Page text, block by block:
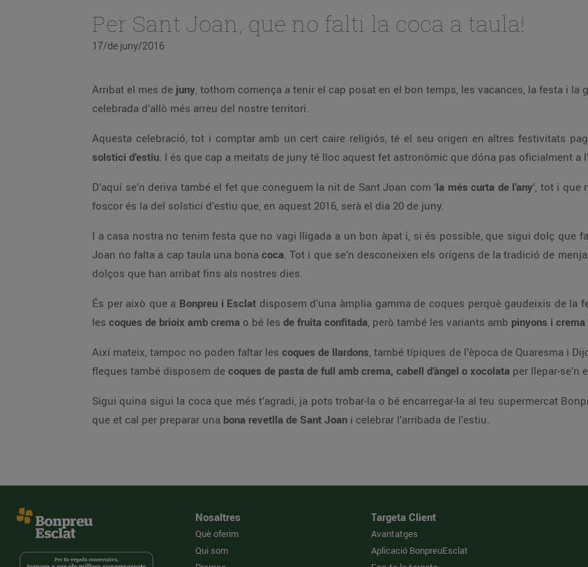
Per Sant Joan, que no falti la coca a taula!
17/de juny/2016
Arribat el mes de juny, tothom comença a tenir el cap posat en el bon temps, les vacances, la festa i la
celebrada d’allò més arreu del nostre territori.
Aquesta celebració, tot i comptar amb un cert caire religiós, té el seu origen en altres festivitats
solstici d’estiu. I és que cap a meitats de juny té lloc aquest fet astronòmic que dóna pas oficialment a
D’aquí se’n deriva també el fet que coneguem la nit de Sant Joan com ‘la més curta de l’any’, tot i que
foscor és la del solstici d’estiu que, en aquest 2016, serà el dia 20 de juny.
I a casa nostra no tenim festa que no vagi lligada a un bon àpat i, si és possible, que sigui dolç que
Joan no falta a cap taula una bona coca. Tot i que se’n desconeixen els orígens de la tradició de
dolços que han arribat fins als nostres dies.
És per això que a Bonpreu i Esclat disposem d’una àmplia gamma de coques perquè gaudeixis de la
les coques de brioix amb crema o bé les de fruita confitada, però també les variants amb pinyons i
Així mateix, tampoc no poden faltar les coques de llardons, també típiques de l’època de Quaresma i
fleques també disposem de coques de pasta de full amb crema, cabell d’àngel o xocolata per llepar-se’n
Sigui quina sigui la coca que més t’agradi, ja pots trobar-la o bé encarregar-la al teu supermercat
que et cal per preparar una bona revetlla de Sant Joan i celebrar l’arribada de l’estiu.
Nosaltres
Què oferim
Qui som
Targeta Client
Avantatges
Aplicació BonpreuEsclat